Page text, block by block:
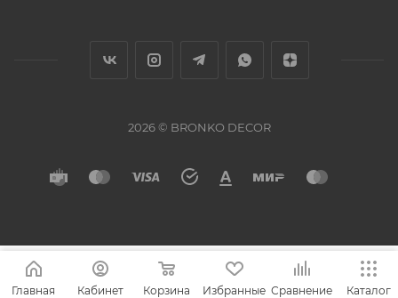
2026 © BRONKO DECOR
Главная Кабинет Корзина Избранные Сравнение Каталог